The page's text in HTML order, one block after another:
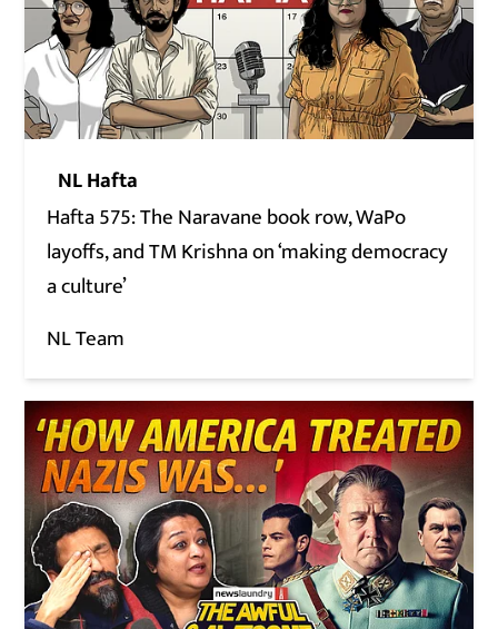
NL Hafta
Hafta 575: The Naravane book row, WaPo
layoffs, and TM Krishna on ‘making democracy
a culture’
NL Team